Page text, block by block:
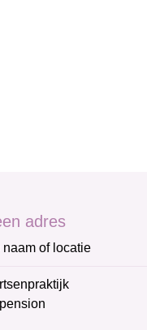
adres
naam of locatie